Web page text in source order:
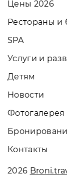
Цены 2026
Рестораны и
SPA
Услуги и
Детям
Новости
Фотогалерея
Контакты
2026